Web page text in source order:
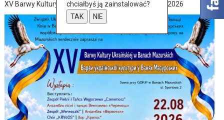
XV Barwy Kultury Ukraińskiej w Baniach Mazurskich 2026
chciałbyś ją zainstalować?
TAK
NIE